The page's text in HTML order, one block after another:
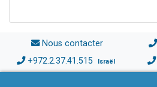
Nous contacter
+972.2.37.41.515 Israël